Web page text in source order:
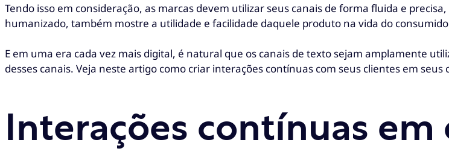
Tendo isso em consideração, as marcas devem utilizar seus canais de forma fluida e
humanizado, também mostre a utilidade e facilidade daquele produto na vida do
E em uma era cada vez mais digital, é natural que os canais de texto sejam amplamente
desses canais. Veja neste artigo como criar interações contínuas com seus clientes em seus
Interações contínuas